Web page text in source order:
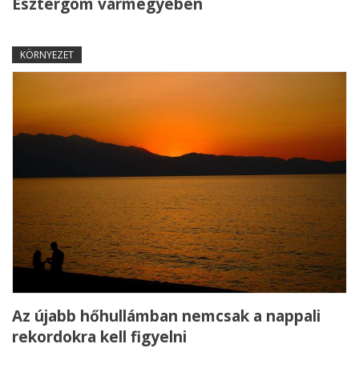
KÖRNYEZET
Az újabb hőhullámban nemcsak a nappali
rekordokra kell figyelni